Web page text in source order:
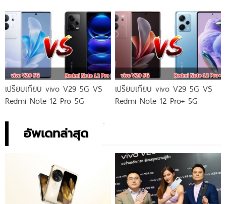
เปรียบเทียบ vivo V29 5G VS
Redmi Note 12 Pro 5G
เปรียบเทียบ vivo V29 5G VS
Redmi Note 12 Pro+ 5G
อัพเดทล่าสุด